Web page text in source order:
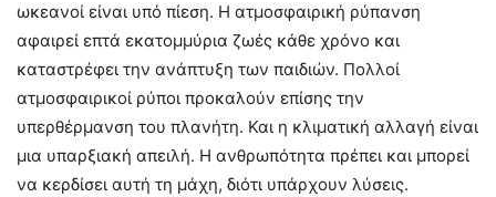
ωκεανοί είναι υπό πίεση. Η ατμοσφαιρική ρύπανση
αφαιρεί επτά εκατομμύρια ζωές κάθε χρόνο και
καταστρέφει την ανάπτυξη των παιδιών. Πολλοί
ατμοσφαιρικοί ρύποι προκαλούν επίσης την
υπερθέρμανση του πλανήτη. Και η κλιματική αλλαγή είναι
μια υπαρξιακή απειλή. Η ανθρωπότητα πρέπει και μπορεί
να κερδίσει αυτή τη μάχη, διότι υπάρχουν λύσεις.